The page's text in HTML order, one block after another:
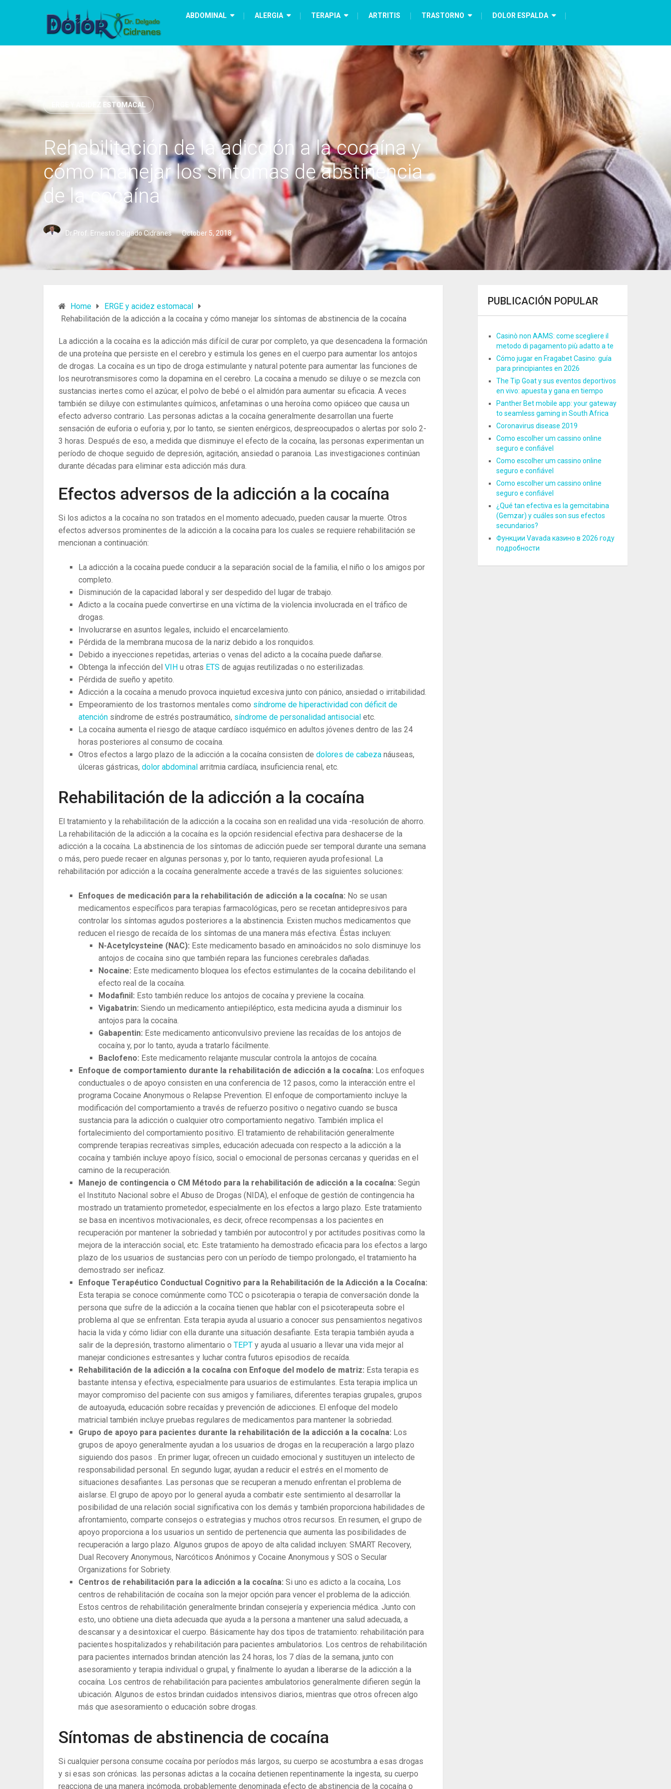
ABDOMINAL ALERGIA TERAPIA ARTRITIS TRASTORNO DOLOR ESPALDA
ERGE Y ACIDEZ ESTOMACAL
Rehabilitación de la adicción a la cocaína y
cómo manejar los síntomas de abstinencia
de la cocaína
Dr.Prof. Ernesto Delgado Cidranes October 5, 2018
Home
ERGE y acidez estomacal
Rehabilitación de la adicción a la cocaína y cómo manejar los síntomas de abstinencia de la cocaína
La adicción a la cocaína es la adicción más difícil de curar por completo, ya que desencadena la formación
de una proteína que persiste en el cerebro y estimula los genes en el cuerpo para aumentar los antojos
de drogas. La cocaína es un tipo de droga estimulante y natural potente para aumentar las funciones de
los neurotransmisores como la dopamina en el cerebro. La cocaína a menudo se diluye o se mezcla con
sustancias inertes como el azúcar, el polvo de bebé o el almidón para aumentar su eficacia. A veces
también se diluye con estimulantes químicos, anfetaminas o una heroína como opiáceo que causa un
efecto adverso contrario. Las personas adictas a la cocaína generalmente desarrollan una fuerte
sensación de euforia o euforia y, por lo tanto, se sienten enérgicos, despreocupados o alertas por solo 2-
3 horas. Después de eso, a medida que disminuye el efecto de la cocaína, las personas experimentan un
período de choque seguido de depresión, agitación, ansiedad o paranoia. Las investigaciones continúan
durante décadas para eliminar esta adicción más dura.
Efectos adversos de la adicción a la cocaína
Si los adictos a la cocaína no son tratados en el momento adecuado, pueden causar la muerte. Otros
efectos adversos prominentes de la adicción a la cocaína para los cuales se requiere rehabilitación se
mencionan a continuación:
La adicción a la cocaína puede conducir a la separación social de la familia, el niño o los amigos por
completo.
Disminución de la capacidad laboral y ser despedido del lugar de trabajo.
Adicto a la cocaína puede convertirse en una víctima de la violencia involucrada en el tráfico de
drogas.
Involucrarse en asuntos legales, incluido el encarcelamiento.
Pérdida de la membrana mucosa de la nariz debido a los ronquidos.
Debido a inyecciones repetidas, arterias o venas del adicto a la cocaína puede dañarse.
Obtenga la infección del VIH u otras ETS de agujas reutilizadas o no esterilizadas.
Pérdida de sueño y apetito.
Adicción a la cocaína a menudo provoca inquietud excesiva junto con pánico, ansiedad o irritabilidad.
Empeoramiento de los trastornos mentales como síndrome de hiperactividad con déficit de
atención síndrome de estrés postraumático, síndrome de personalidad antisocial etc.
La cocaína aumenta el riesgo de ataque cardíaco isquémico en adultos jóvenes dentro de las 24
horas posteriores al consumo de cocaína.
Otros efectos a largo plazo de la adicción a la cocaína consisten de dolores de cabeza náuseas,
úlceras gástricas, dolor abdominal arritmia cardíaca, insuficiencia renal, etc.
Rehabilitación de la adicción a la cocaína
El tratamiento y la rehabilitación de la adicción a la cocaína son en realidad una vida -resolución de ahorro.
La rehabilitación de la adicción a la cocaína es la opción residencial efectiva para deshacerse de la
adicción a la cocaína. La abstinencia de los síntomas de adicción puede ser temporal durante una semana
o más, pero puede recaer en algunas personas y, por lo tanto, requieren ayuda profesional. La
rehabilitación por adicción a la cocaína generalmente accede a través de las siguientes soluciones:
Enfoques de medicación para la rehabilitación de adicción a la cocaína: No se usan
medicamentos específicos para terapias farmacológicas, pero se recetan antidepresivos para
controlar los síntomas agudos posteriores a la abstinencia. Existen muchos medicamentos que
reducen el riesgo de recaída de los síntomas de una manera más efectiva. Éstas incluyen:
N-Acetylcysteine ​​(NAC): Este medicamento basado en aminoácidos no solo disminuye los
antojos de cocaína sino que también repara las funciones cerebrales dañadas.
Nocaine: Este medicamento bloquea los efectos estimulantes de la cocaína debilitando el
efecto real de la cocaína.
Modafinil: Esto también reduce los antojos de cocaína y previene la cocaína.
Vigabatrin: Siendo un medicamento antiepiléptico, esta medicina ayuda a disminuir los
antojos para la cocaína.
Gabapentin: Este medicamento anticonvulsivo previene las recaídas de los antojos de
cocaína y, por lo tanto, ayuda a tratarlo fácilmente.
Baclofeno: Este medicamento relajante muscular controla la antojos de cocaína.
Enfoque de comportamiento durante la rehabilitación de adicción a la cocaína: Los enfoques
conductuales o de apoyo consisten en una conferencia de 12 pasos, como la interacción entre el
programa Cocaine Anonymous o Relapse Prevention. El enfoque de comportamiento incluye la
modificación del comportamiento a través de refuerzo positivo o negativo cuando se busca
sustancia para la adicción o cualquier otro comportamiento negativo. También implica el
fortalecimiento del comportamiento positivo. El tratamiento de rehabilitación generalmente
comprende terapias recreativas simples, educación adecuada con respecto a la adicción a la
cocaína y también incluye apoyo físico, social o emocional de personas cercanas y queridas en el
camino de la recuperación.
Manejo de contingencia o CM Método para la rehabilitación de adicción a la cocaína: Según
el Instituto Nacional sobre el Abuso de Drogas (NIDA), el enfoque de gestión de contingencia ha
mostrado un tratamiento prometedor, especialmente en los efectos a largo plazo. Este tratamiento
se basa en incentivos motivacionales, es decir, ofrece recompensas a los pacientes en
recuperación por mantener la sobriedad y también por autocontrol y por actitudes positivas como la
mejora de la interacción social, etc. Este tratamiento ha demostrado eficacia para los efectos a largo
plazo de los usuarios de sustancias pero con un período de tiempo prolongado, el tratamiento ha
demostrado ser ineficaz.
Enfoque Terapéutico Conductual Cognitivo para la Rehabilitación de la Adicción a la Cocaína:
Esta terapia se conoce comúnmente como TCC o psicoterapia o terapia de conversación donde la
persona que sufre de la adicción a la cocaína tienen que hablar con el psicoterapeuta sobre el
problema al que se enfrentan. Esta terapia ayuda al usuario a conocer sus pensamientos negativos
hacia la vida y cómo lidiar con ella durante una situación desafiante. Esta terapia también ayuda a
salir de la depresión, trastorno alimentario o TEPT y ayuda al usuario a llevar una vida mejor al
manejar condiciones estresantes y luchar contra futuros episodios de recaída.
Rehabilitación de la adicción a la cocaína con Enfoque del modelo de matriz: Esta terapia es
bastante intensa y efectiva, especialmente para usuarios de estimulantes. Esta terapia implica un
mayor compromiso del paciente con sus amigos y familiares, diferentes terapias grupales, grupos
de autoayuda, educación sobre recaídas y prevención de adicciones. El enfoque del modelo
matricial también incluye pruebas regulares de medicamentos para mantener la sobriedad.
Grupo de apoyo para pacientes durante la rehabilitación de la adicción a la cocaína: Los
grupos de apoyo generalmente ayudan a los usuarios de drogas en la recuperación a largo plazo
siguiendo dos pasos . En primer lugar, ofrecen un cuidado emocional y sustituyen un intelecto de
responsabilidad personal. En segundo lugar, ayudan a reducir el estrés en el momento de
situaciones desafiantes. Las personas que se recuperan a menudo enfrentan el problema de
aislarse. El grupo de apoyo por lo general ayuda a combatir este sentimiento al desarrollar la
posibilidad de una relación social significativa con los demás y también proporciona habilidades de
afrontamiento, comparte consejos o estrategias y muchos otros recursos. En resumen, el grupo de
apoyo proporciona a los usuarios un sentido de pertenencia que aumenta las posibilidades de
recuperación a largo plazo. Algunos grupos de apoyo de alta calidad incluyen: SMART Recovery,
Dual Recovery Anonymous, Narcóticos Anónimos y Cocaine Anonymous y SOS o Secular
Organizations for Sobriety.
Centros de rehabilitación para la adicción a la cocaína: Si uno es adicto a la cocaína, Los
centros de rehabilitación de cocaína son la mejor opción para vencer el problema de la adicción.
Estos centros de rehabilitación generalmente brindan consejería y experiencia médica. Junto con
esto, uno obtiene una dieta adecuada que ayuda a la persona a mantener una salud adecuada, a
descansar y a desintoxicar el cuerpo. Básicamente hay dos tipos de tratamiento: rehabilitación para
pacientes hospitalizados y rehabilitación para pacientes ambulatorios. Los centros de rehabilitación
para pacientes internados brindan atención las 24 horas, los 7 días de la semana, junto con
asesoramiento y terapia individual o grupal, y finalmente lo ayudan a liberarse de la adicción a la
cocaína. Los centros de rehabilitación para pacientes ambulatorios generalmente difieren según la
ubicación. Algunos de estos brindan cuidados intensivos diarios, mientras que otros ofrecen algo
más que asesoramiento o educación sobre drogas.
Síntomas de abstinencia de cocaína
Si cualquier persona consume cocaína por períodos más largos, su cuerpo se acostumbra a esas drogas
y si esas son crónicas. las personas adictas a la cocaína detienen repentinamente la ingesta, su cuerpo
reacciona de una manera incómoda, probablemente denominada efecto de abstinencia de la cocaína o
PUBLICACIÓN POPULAR
Casinò non AAMS: come scegliere il
metodo di pagamento più adatto a te
Cómo jugar en Fragabet Casino: guía
para principiantes en 2026
The Tip Goat y sus eventos deportivos
en vivo: apuesta y gana en tiempo
Panther Bet mobile app: your gateway
to seamless gaming in South Africa
Coronavirus disease 2019
Como escolher um cassino online
seguro e confiável
Como escolher um cassino online
seguro e confiável
Como escolher um cassino online
seguro e confiável
¿Qué tan efectiva es la gemcitabina
(Gemzar) y cuáles son sus efectos
secundarios?
Функции Vavada казино в 2026 году
подробности